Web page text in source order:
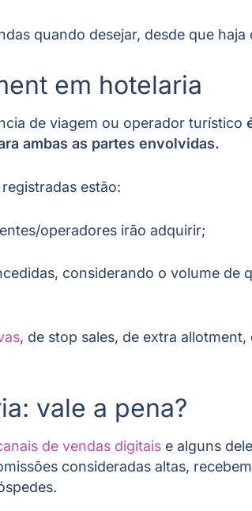
quando desejar, desde que haja
em hotelaria
de viagem ou operador turístico
ambas as partes envolvidas.
estão:
operadores irão adquirir;
considerando o volume de
, de stop sales, de extra
vale a pena?
de vendas digitais e alguns
consideradas altas,